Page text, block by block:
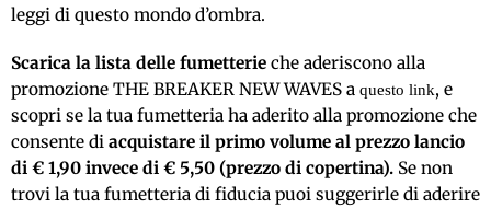
leggi di questo mondo d’ombra.
Scarica la lista delle fumetterie che aderiscono alla
promozione THE BREAKER NEW WAVES a questo link, e
scopri se la tua fumetteria ha aderito alla promozione che
consente di acquistare il primo volume al prezzo lancio
di € 1,90 invece di € 5,50 (prezzo di copertina). Se non
trovi la tua fumetteria di fiducia puoi suggerirle di aderire